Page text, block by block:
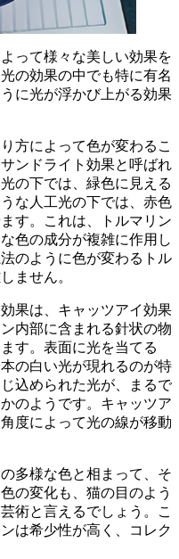
って様々な美しい効果を
の効果の中でも特に有名
に光が浮かび上がる効果
方によって色が変わるこ
ンドライト効果と呼ばれ
の下では、緑色に見える
な人工光の下では、赤色
す。これは、トルマリン
色の成分が複雑に作用し
のように色が変わるトル
ません。
果は、キャッツアイ効果
内部に含まれる針状の物
す。 表面に光を当てる
の白い光が現れるのが特
込められた光が、まるで
のようです。キャッツア
度によって光の線が移動
多様な色と相まって、そ
の変化も、猫の目のよう
術と言えるでしょう。
こ
は希少性が高く、コレク